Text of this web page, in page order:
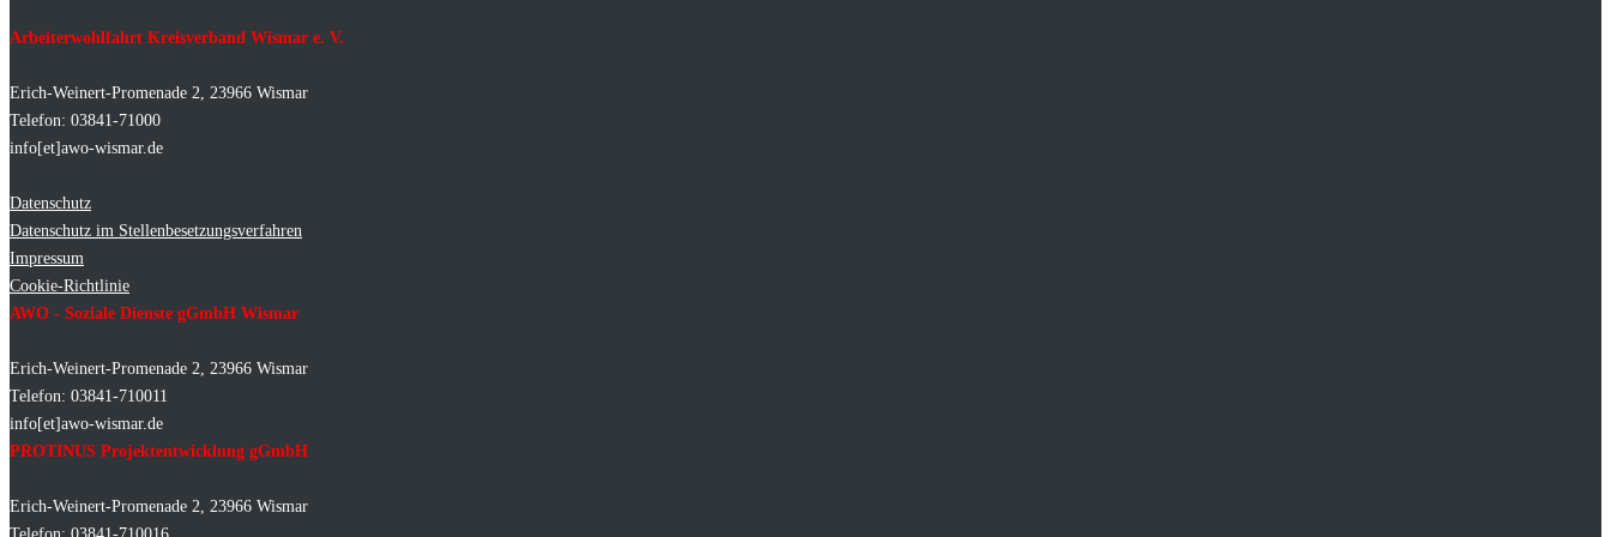
Arbeiterwohlfahrt Kreisverband Wismar e. V.
Erich-Weinert-Promenade 2, 23966 Wismar
Telefon: 03841-71000
info[et]awo-wismar.de
Datenschutz
Datenschutz im Stellenbesetzungsverfahren
Impressum
Cookie-Richtlinie
AWO - Soziale Dienste gGmbH Wismar
Erich-Weinert-Promenade 2, 23966 Wismar
Telefon: 03841-710011
info[et]awo-wismar.de
PROTINUS Projektentwicklung gGmbH
Erich-Weinert-Promenade 2, 23966 Wismar